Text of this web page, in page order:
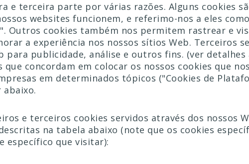
e terceira parte por várias razões. Alguns cookies
websites funcionem, e referimo-nos a eles
Outros cookies também nos permitem rastrear e
a experiência nos nossos sítios Web. Terceiros
para publicidade, análise e outros fins. (ver detalhes
concordam em colocar os nossos cookies que
em determinados tópicos ("Cookies de
e terceiros cookies servidos através dos nossos
na tabela abaixo (note que os cookies
específico que visitar):